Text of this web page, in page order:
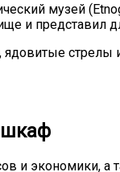
музей
и представил
стрелы
и экономики,